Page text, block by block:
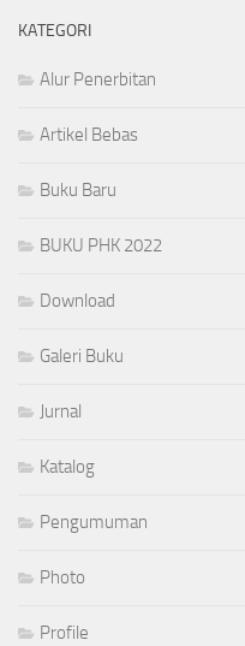
KATEGORI
Alur Penerbitan
Artikel Bebas
Buku Baru
BUKU PHK 2022
Download
Galeri Buku
Jurnal
Katalog
Pengumuman
Photo
Profile